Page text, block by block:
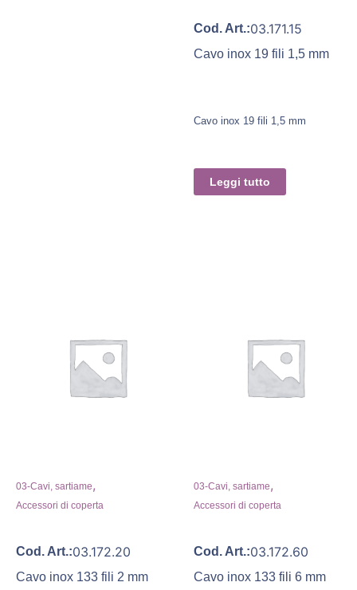
Cod. Art.:03.171.15
Cavo inox 19 fili 1,5 mm
Cavo inox 19 fili 1,5 mm
Leggi tutto
03-Cavi, sartiame,
Accessori di coperta
Cod. Art.:03.172.20
Cavo inox 133 fili 2 mm
03-Cavi, sartiame,
Accessori di coperta
Cod. Art.:03.172.60
Cavo inox 133 fili 6 mm